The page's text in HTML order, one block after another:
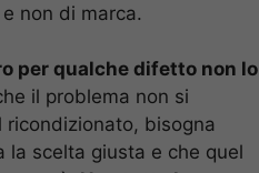
non di marca.
per qualche difetto non lo
il problema non si
ricondizionato, bisogna
scelta giusta e che quel